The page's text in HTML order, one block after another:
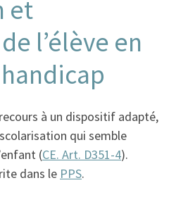
et
l’élève en
à un dispositif adapté,
qui semble
(CE. Art. D351-4).
dans le PPS.